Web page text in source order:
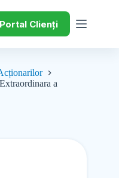
Portal Clienți
a